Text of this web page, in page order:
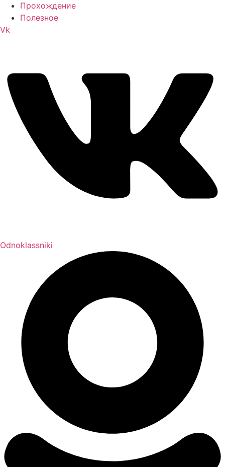
Прохождение
Полезное
Vk
Odnoklassniki